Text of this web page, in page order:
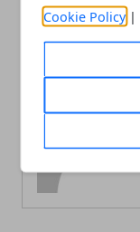
Cookie Policy |